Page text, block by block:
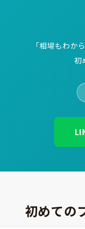
「相場もわか
初
初めての